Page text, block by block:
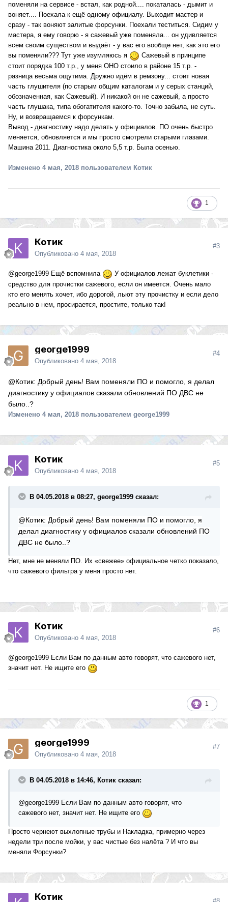
поменяли на сервисе - встал, как родной.... покаталась - дымит и
воняет.... Поехала к ещё одному официалу. Выходит мастер и
сразу - так воняют залитые форсунки. Поехали теститься. Сидим у
мастера, я ему говорю - я сажевый уже поменяла... он удивляется
всем своим существом и выдаёт - у вас его вообще нет, как это его
вы поменяли??? Тут уже изумляюсь я
Сажевый в принципе
стоит порядка 100 т.р., у меня ОНО стоило в районе 15 т.р. -
разница весьма ощутима. Дружно идём в ремзону... стоит новая
часть глушителя (по старым общим каталогам и у серых станций,
обозначенная, как Сажевый). И никакой он не сажевый, а просто
часть глушака, типа обогатителя какого-то. Точно забыла, не суть.
Ну, и возвращаемся к форсункам.
Вывод - диагностику надо делать у официалов. ПО очень быстро
меняется, обновляется и мы просто смотрели старыми глазами.
Машина 2011. Диагностика около 5,5 т.р. Была осенью.
Изменено 4 мая, 2018 пользователем Котик
1
Котик
Опубликовано 4 мая, 2018
#3
@george1999 Ещё вспомнила
У официалов лежат буклетики -
средство для прочистки сажевого, если он имеется. Очень мало
кто его менять хочет, ибо дорогой, льют эту прочистку и если дело
реально в нем, просирается, простите, только так!
george1999
Опубликовано 4 мая, 2018
#4
@Котик: Добрый день! Вам поменяли ПО и помогло, я делал
диагностику у официалов сказали обновлений ПО ДВС не
было..?
Изменено 4 мая, 2018 пользователем george1999
Котик
Опубликовано 4 мая, 2018
#5
В 04.05.2018 в 08:27, george1999 сказал:
@Котик: Добрый день! Вам поменяли ПО и помогло, я
делал диагностику у официалов сказали обновлений ПО
ДВС не было..?
Нет, мне не меняли ПО. Их «свежее» официальное четко показало,
что сажевого фильтра у меня просто нет.
Котик
Опубликовано 4 мая, 2018
#6
@george1999 Если Вам по данным авто говорят, что сажевого нет,
значит нет. Не ищите его
1
george1999
Опубликовано 4 мая, 2018
#7
В 04.05.2018 в 14:46, Котик сказал:
@george1999 Если Вам по данным авто говорят, что
сажевого нет, значит нет. Не ищите его
Просто чернеют выхлопные трубы и Накладка, примерно через
недели три после мойки, у вас чистые без налёта ? И что вы
меняли Форсунки?
Котик